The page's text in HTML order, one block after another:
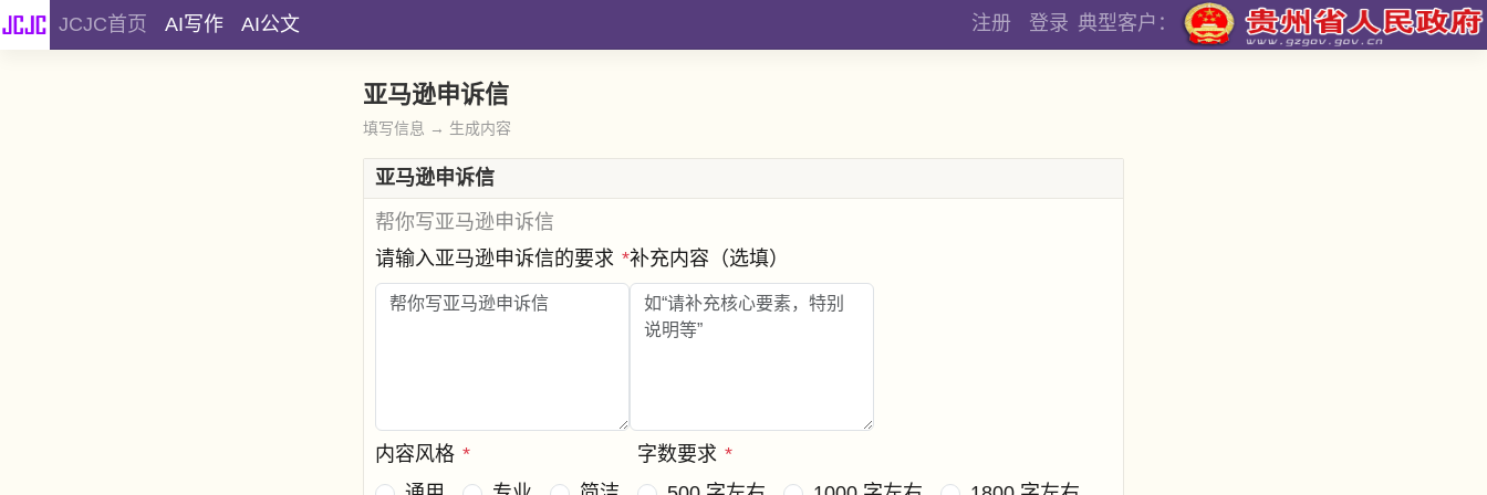
JCJC首页 AI写作 AI公文 注册 登录 典型客户：
亚马逊申诉信
填写信息 → 生成内容
亚马逊申诉信
帮你写亚马逊申诉信
请输入亚马逊申诉信的要求 *补充内容（选填）
内容风格 *
字数要求 *